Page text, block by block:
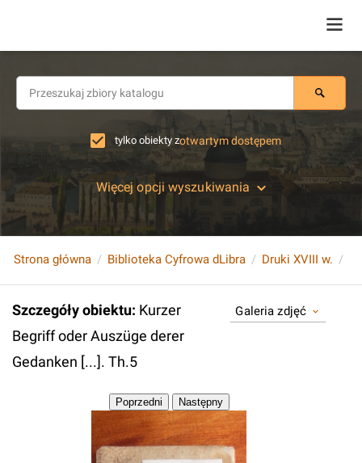
tylko obiekty zotwartym dostępem
Więcej opcji wyszukiwania
Strona główna Biblioteka Cyfrowa dLibra Druki XVIII w.
Szczegóły obiektu: Kurzer
Begriff oder Auszüge derer
Gedanken [...]. Th.5
Galeria zdjęć